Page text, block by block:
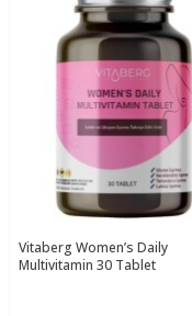
Vitaberg Women’s Daily
Multivitamin 30 Tablet